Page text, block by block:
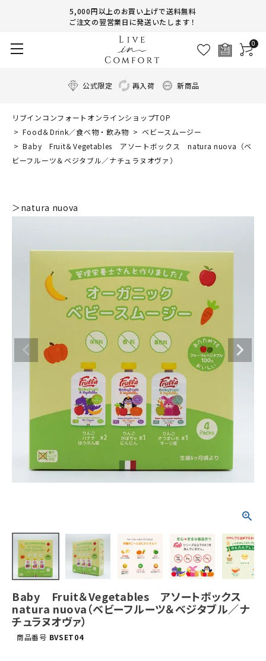
5,000円以上のお買い上げで送料無料
ご注文の翌営業日に発送いたします！
0
公式限定 再入荷 新商品
リブインコンフォートオンラインショップTOP
Food＆Drink／食べ物・飲み物
ベビースムージー
Baby Fruit＆Vegetables アソートボックス natura nuova（ベ
ビーフルーツ＆ベジタブル／ナチュラヌオヴァ）
＞natura nuova
Baby Fruit＆Vegetables アソートボックス
natura nuova（ベビーフルーツ＆ベジタブル／ナ
チュラヌオヴァ）
商品番号 BVSET04